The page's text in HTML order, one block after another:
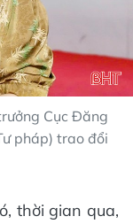
Cục Đăng
pháp) trao đổi
thời gian qua,